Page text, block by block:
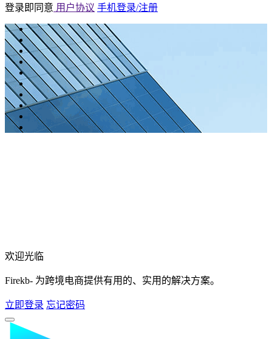
登录即同意 用户协议 手机登录/注册
欢迎光临
Firekb- 为跨境电商提供有用的、实用的解决方案。
立即登录 忘记密码